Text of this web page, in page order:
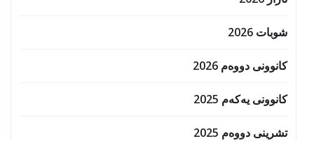
شوبات 2026
کانوونی دووەم 2026
کانوونی یەکەم 2025
تشرینی دووەم 2025